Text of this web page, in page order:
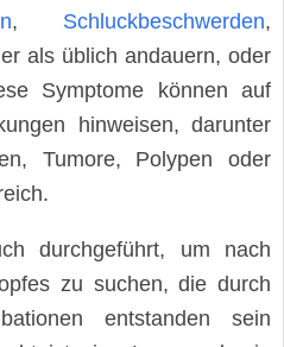
, Schluckbeschwerden,
als üblich andauern, oder
Symptome können auf
hinweisen, darunter
Tumore, Polypen oder
durchgeführt, um nach
zu suchen, die durch
entstanden sein